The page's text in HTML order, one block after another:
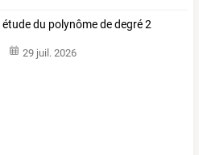
étude du polynôme de degré 2
29 juil. 2026